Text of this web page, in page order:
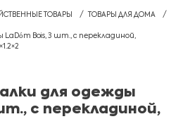
ТОВАРЫ
ТОВАРЫ ДЛЯ ДОМА
LaDо́m Bois, 3 шт., с перекладиной,
для одежды
с перекладиной,